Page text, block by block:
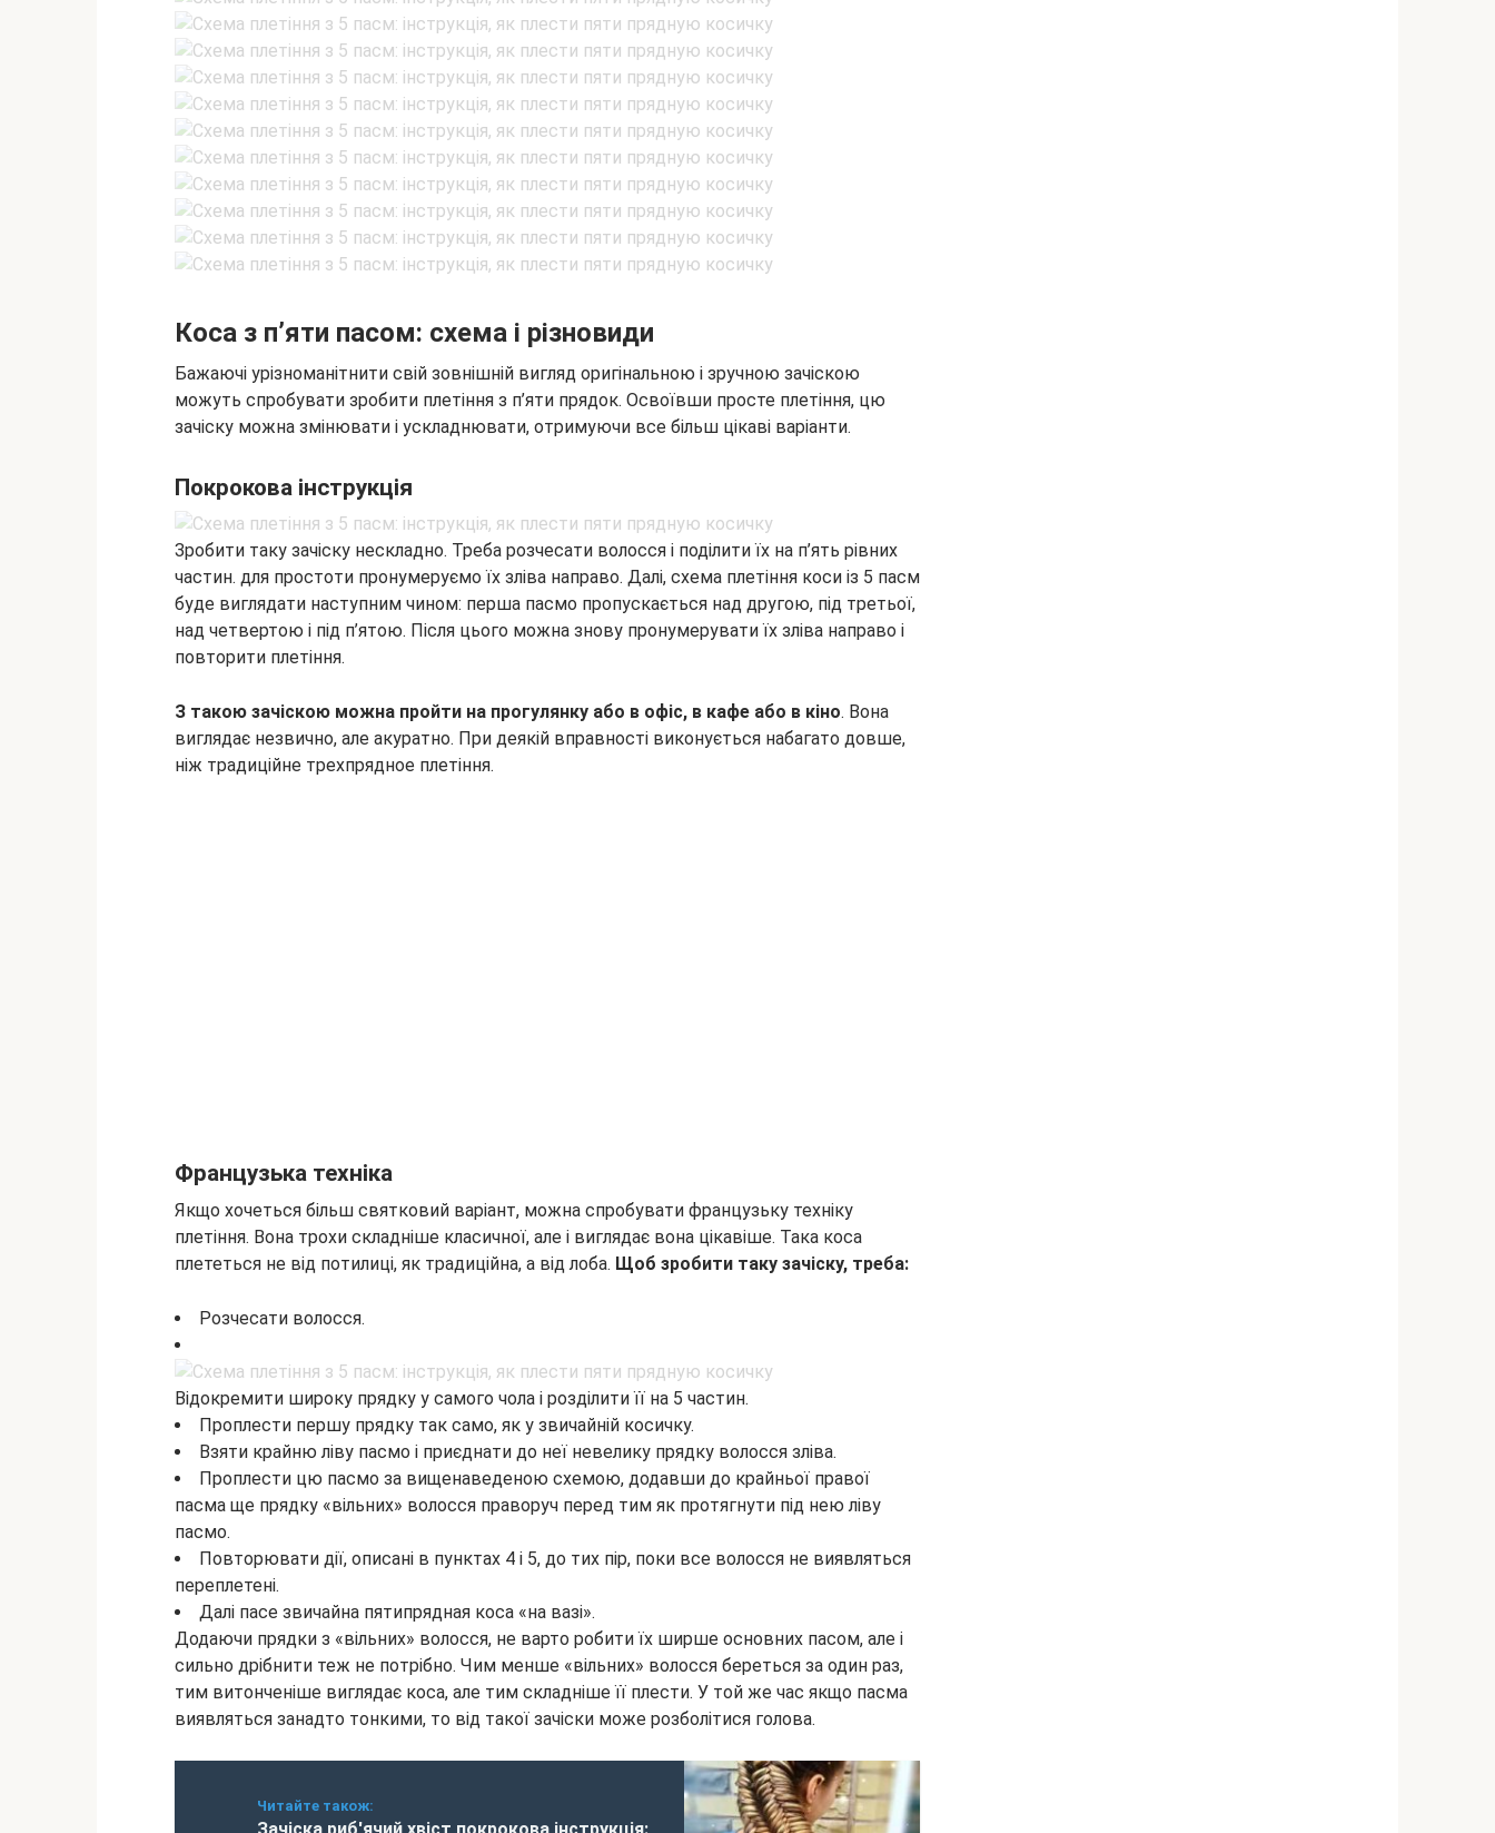
Коса з п’яти пасом: схема і різновиди
Бажаючі урізноманітнити свій зовнішній вигляд оригінальною і зручною зачіскою
можуть спробувати зробити плетіння з п’яти прядок. Освоївши просте плетіння, цю
зачіску можна змінювати і ускладнювати, отримуючи все більш цікаві варіанти.
Покрокова інструкція
Зробити таку зачіску нескладно. Треба розчесати волосся і поділити їх на п’ять рівних
частин. для простоти пронумеруємо їх зліва направо. Далі, схема плетіння коси із 5 пасм
буде виглядати наступним чином: перша пасмо пропускається над другою, під третьої,
над четвертою і під п’ятою. Після цього можна знову пронумерувати їх зліва направо і
повторити плетіння.
З такою зачіскою можна пройти на прогулянку або в офіс, в кафе або в кіно. Вона
виглядає незвично, але акуратно. При деякій вправності виконується набагато довше,
ніж традиційне трехпрядное плетіння.
Французька техніка
Якщо хочеться більш святковий варіант, можна спробувати французьку техніку
плетіння. Вона трохи складніше класичної, але і виглядає вона цікавіше. Така коса
плететься не від потилиці, як традиційна, а від лоба. Щоб зробити таку зачіску, треба:
Розчесати волосся.
Відокремити широку прядку у самого чола і розділити її на 5 частин.
Проплести першу прядку так само, як у звичайній косичку.
Взяти крайню ліву пасмо і приєднати до неї невелику прядку волосся зліва.
Проплести цю пасмо за вищенаведеною схемою, додавши до крайньої правої
пасма ще прядку «вільних» волосся праворуч перед тим як протягнути під нею ліву
пасмо.
Повторювати дії, описані в пунктах 4 і 5, до тих пір, поки все волосся не виявляться
переплетені.
Далі пасе звичайна пятипрядная коса «на вазі».
Додаючи прядки з «вільних» волосся, не варто робити їх ширше основних пасом, але і
сильно дрібнити теж не потрібно. Чим менше «вільних» волосся береться за один раз,
тим витонченіше виглядає коса, але тим складніше її плести. У той же час якщо пасма
виявляться занадто тонкими, то від такої зачіски може розболітися голова.
Читайте також: